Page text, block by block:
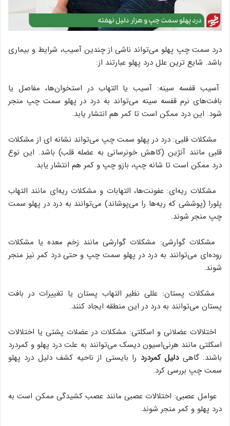
درد سمت چپ پهلو می‌تواند ناشی از چندین آسیب، شرایط و بیماری
باشد. شایع ترین علل درد پهلو عبارتند از:
آسیب قفسه سینه: آسیب یا التهاب در استخوان‌ها، مفاصل یا
بافت‌های نرم قفسه سینه می‌تواند به درد در پهلو سمت چپ منجر
شود. این درد ممکن است تا کمر هم انتشار یابد.
مشکلات قلبی: درد در پهلو سمت چپ می‌تواند نشانه ای از مشکلات
قلبی مانند آنژین (کاهش خونرسانی به عضله قلب) باشد. این نوع
درد ممکن است تا شانه چپ، بازو چپ و کمر هم انتشار یابد.
مشکلات ریه‌ای: عفونت‌ها، التهابات و مشکلات ریه‌ای مانند التهاب
پلورا (پوششی که ریه‌ها را می‌پوشاند) می‌توانند به درد در پهلو سمت
چپ منجر شوند.
مشکلات گوارشی: مشکلات گوارشی مانند زخم معده یا مشکلات
روده‌ای می‌توانند به درد در پهلو سمت چپ و حتی درد کمر نیز منجر
شوند.
مشکلات پستان: عللی نظیر التهاب پستان یا تغییرات در بافت
پستان می‌توانند به درد در این منطقه ایجاد کنند.
اختلالات عضلانی و اسکلتی: مشکلات در عضلات پشتی یا اختلالات
اسکلتی مانند هرنی‌اسیون دیسک می‌توانند به علت درد پهلو و کمردرد
باشند. گاهیدلیل کمردرد را بایستی از ناحیه کشف دلیل درد پهلو
سمت چپ بررسی کرد.
عوامل عصبی: اختلالات عصبی مانند عصب کشیدگی ممکن است به
درد پهلو و کمر منجر شوند.